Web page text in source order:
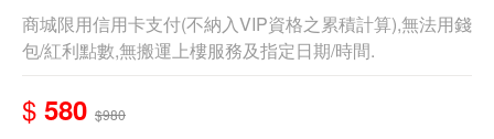
商城限用信用卡支付(不納入VIP資格之累積計算),無法用錢
包/紅利點數,無搬運上樓服務及指定日期/時間.
$ 580 $980